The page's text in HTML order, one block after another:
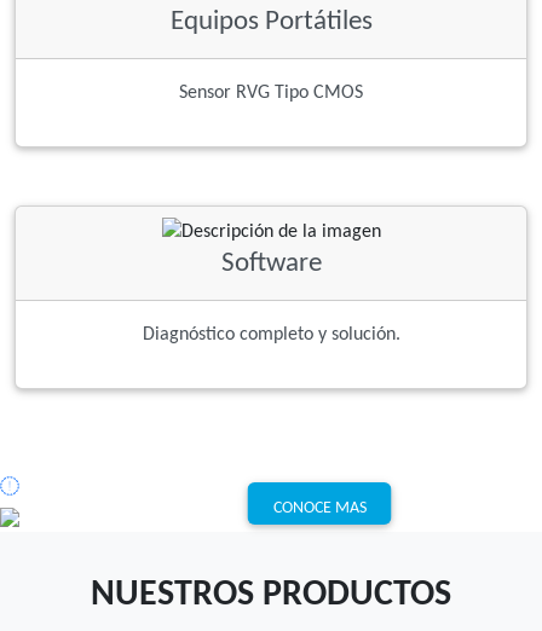
Equipos Portátiles
Sensor RVG Tipo CMOS
Software
Diagnóstico completo y solución.
CONOCE MAS
NUESTROS PRODUCTOS